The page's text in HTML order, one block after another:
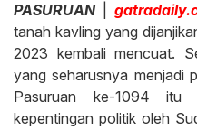
PASURUAN|
tanah kavling yang
2023 kembali mencuat.
yang seharusnya menjadi
Pasuruan ke-1094 itu
kepentingan politik oleh